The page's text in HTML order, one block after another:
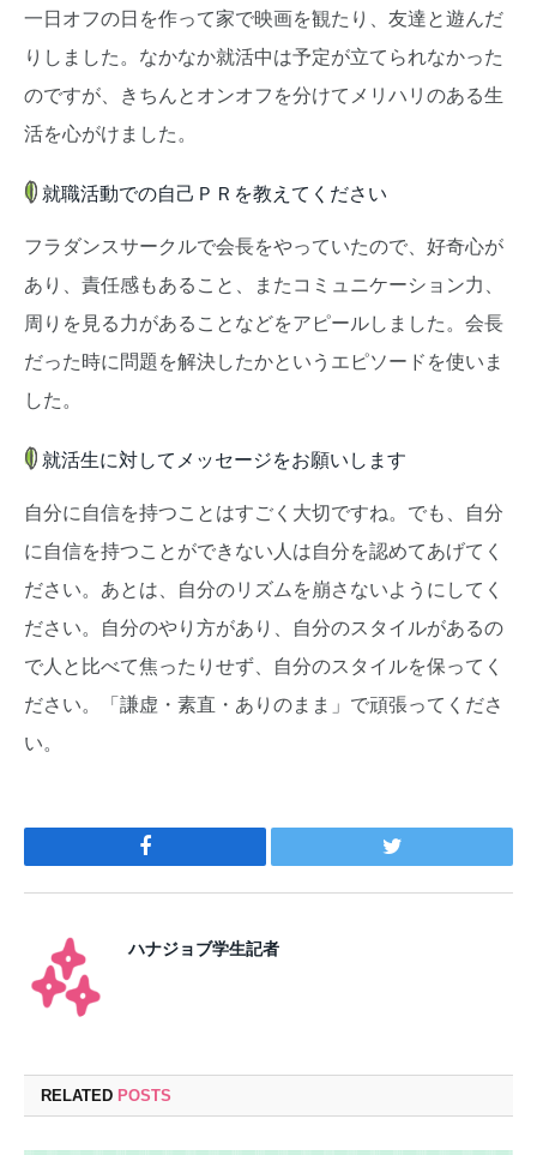
一日オフの日を作って家で映画を観たり、友達と遊んだ
りしました。なかなか就活中は予定が立てられなかった
のですが、きちんとオンオフを分けてメリハリのある生
活を心がけました。
就職活動での自己ＰＲを教えてください
フラダンスサークルで会長をやっていたので、好奇心が
あり、責任感もあること、またコミュニケーション力、
周りを見る力があることなどをアピールしました。会長
だった時に問題を解決したかというエピソードを使いま
した。
就活生に対してメッセージをお願いします
自分に自信を持つことはすごく大切ですね。でも、自分
に自信を持つことができない人は自分を認めてあげてく
ださい。あとは、自分のリズムを崩さないようにしてく
ださい。自分のやり方があり、自分のスタイルがあるの
で人と比べて焦ったりせず、自分のスタイルを保ってく
ださい。「謙虚・素直・ありのまま」で頑張ってくださ
い。
Facebook Twitter
ハナジョブ学生記者
RELATED POSTS